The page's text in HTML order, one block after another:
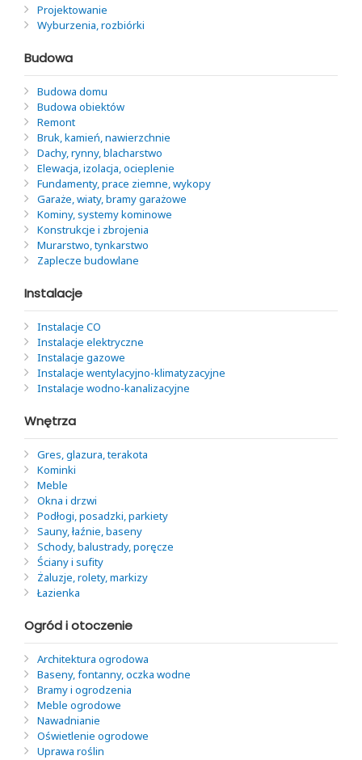
Projektowanie
Wyburzenia, rozbiórki
Budowa
Budowa domu
Budowa obiektów
Remont
Bruk, kamień, nawierzchnie
Dachy, rynny, blacharstwo
Elewacja, izolacja, ocieplenie
Fundamenty, prace ziemne, wykopy
Garaże, wiaty, bramy garażowe
Kominy, systemy kominowe
Konstrukcje i zbrojenia
Murarstwo, tynkarstwo
Zaplecze budowlane
Instalacje
Instalacje CO
Instalacje elektryczne
Instalacje gazowe
Instalacje wentylacyjno-klimatyzacyjne
Instalacje wodno-kanalizacyjne
Wnętrza
Gres, glazura, terakota
Kominki
Meble
Okna i drzwi
Podłogi, posadzki, parkiety
Sauny, łaźnie, baseny
Schody, balustrady, poręcze
Ściany i sufity
Żaluzje, rolety, markizy
Łazienka
Ogród i otoczenie
Architektura ogrodowa
Baseny, fontanny, oczka wodne
Bramy i ogrodzenia
Meble ogrodowe
Nawadnianie
Oświetlenie ogrodowe
Uprawa roślin